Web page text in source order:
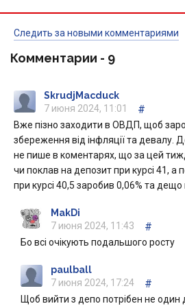
Следить за новыми комментариями
Комментарии - 9
SkrudjMacduck
7 июня 2024, 11:01
#
Вже пізно заходити в ОВДП, щоб
збереження від інфляції та девалу.
не пише в коментарях, що за цей
чи поклав на депозит при курсі 41, а
при курсі 40,5 заробив 0,06% та дещо
MakDi
7 июня 2024, 11:43
#
Бо всі очікують подальшого росту
paulball
7 июня 2024, 17:24
#
Щоб вийти з депо потрібен не один